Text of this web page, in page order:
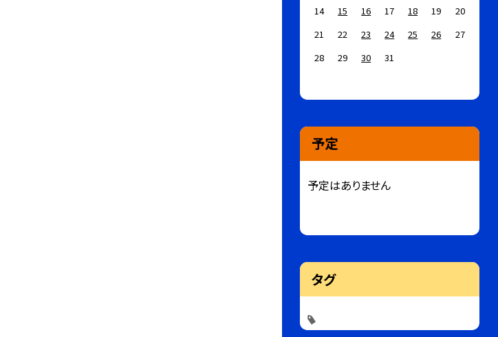
14
15 16 17 18 19
20
21
22 23 24 25 26
27
28
29 30 31
予定
予定はありません
タグ